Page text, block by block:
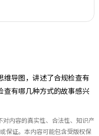
维导图，讲述了合规检查有
查有哪几种方式的故事感兴
内容的真实性、合法性、知识产
保证。本内容可能包含受版权保